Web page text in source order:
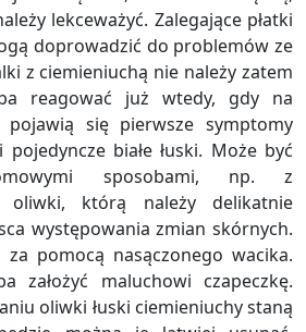
lekceważyć. Zalegające płatki
doprowadzić do problemów ze
z ciemieniuchą nie należy zatem
reagować już wtedy, gdy na
pojawią się pierwsze symptomy
pojedyncze białe łuski. Może być
sposobami, np. z
oliwki, którą należy delikatnie
występowania zmian skórnych.
pomocą nasączonego wacika.
założyć maluchowi czapeczkę.
oliwki łuski ciemieniuchy staną